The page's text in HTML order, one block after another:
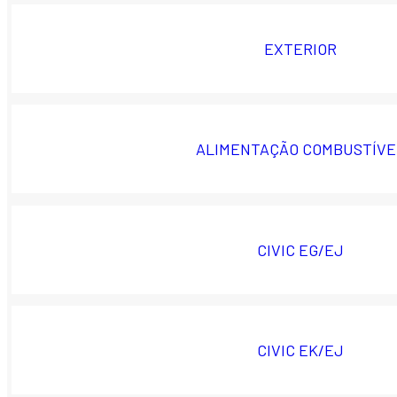
EXTERIOR
ALIMENTAÇÃO
CIVIC EG/EJ
CIVIC EK/EJ